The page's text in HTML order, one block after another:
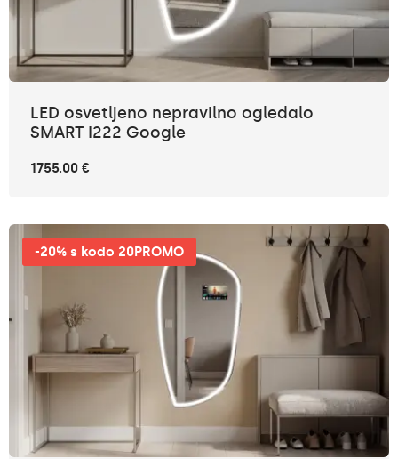
LED osvetljeno nepravilno ogledalo
SMART I222 Google
1755.00 €
-20% s kodo 20PROMO